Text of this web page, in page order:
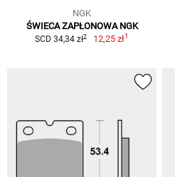
NGK
ŚWIECA ZAPŁONOWA NGK
SCD 34,34 zł2 12,25 zł1